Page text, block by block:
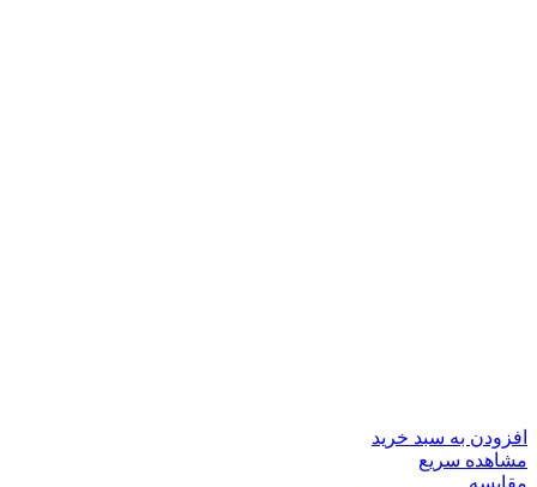
افزودن به سبد خرید
مشاهده سریع
مقایسه